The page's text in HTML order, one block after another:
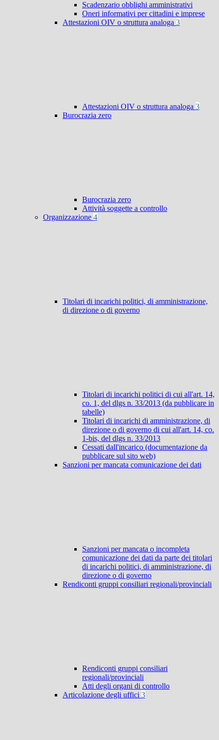
Scadenzario obblighi amministrativi
Oneri informativi per cittadini e imprese
Attestazioni OIV o struttura analoga 3
Attestazioni OIV o struttura analoga 3
Burocrazia zero
Burocrazia zero
Attività soggette a controllo
Organizzazione 4
Titolari di incarichi politici, di amministrazione,
di direzione o di governo
Titolari di incarichi politici di cui all'art. 14,
co. 1, del dlgs n. 33/2013 (da pubblicare in
tabelle)
Titolari di incarichi di amministrazione, di
direzione o di governo di cui all'art. 14, co.
1-bis, del dlgs n. 33/2013
Cessati dall'incarico (documentazione da
pubblicare sul sito web)
Sanzioni per mancata comunicazione dei dati
Sanzioni per mancata o incompleta
comunicazione dei dati da parte dei titolari
di incarichi politici, di amministrazione, di
direzione o di governo
Rendiconti gruppi consiliari regionali/provinciali
Rendiconti gruppi consiliari
regionali/provinciali
Atti degli organi di controllo
Articolazione degli uffici 3